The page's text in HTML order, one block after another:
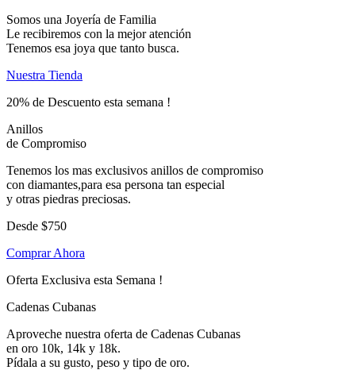
Somos una Joyería de Familia
Le recibiremos con la mejor atención
Tenemos esa joya que tanto busca.
Nuestra Tienda
20% de Descuento esta semana !
Anillos
de Compromiso
Tenemos los mas exclusivos anillos de compromiso
con diamantes,para esa persona tan especial
y otras piedras preciosas.
Desde $750
Comprar Ahora
Oferta Exclusiva esta Semana !
Cadenas Cubanas
Aproveche nuestra oferta de Cadenas Cubanas
en oro 10k, 14k y 18k.
Pídala a su gusto, peso y tipo de oro.